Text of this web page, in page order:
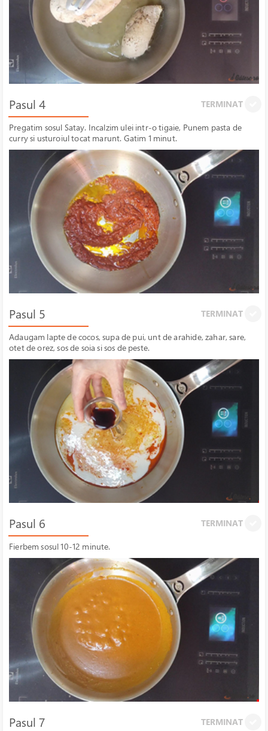
Pasul 4 TERMINAT
Pregatim sosul Satay. Incalzim ulei intr-o tigaie, Punem pasta de
curry si usturoiul tocat marunt. Gatim 1 minut.
Pasul 5 TERMINAT
Adaugam lapte de cocos, supa de pui, unt de arahide, zahar, sare,
otet de orez, sos de soia si sos de peste.
Pasul 6 TERMINAT
Fierbem sosul 10-12 minute.
Pasul 7 TERMINAT